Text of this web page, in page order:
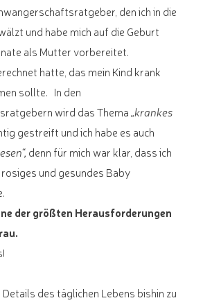
den ich in die
und habe mich auf die Geburt
als Mutter vorbereitet.
hatte, das mein Kind krank
sollte. In den
wird das Thema„krankes
gestreift und ich habe es auch
denn für mich war klar, dass ich
und gesundes Baby
der größten Herausforderungen
des täglichen Lebens bishin zu